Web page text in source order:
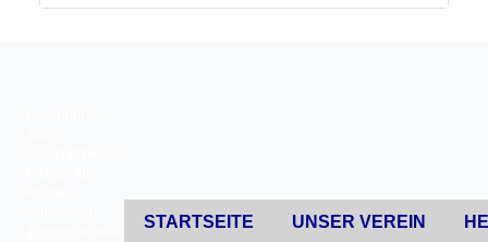
STARTSEITE UNSER VEREIN